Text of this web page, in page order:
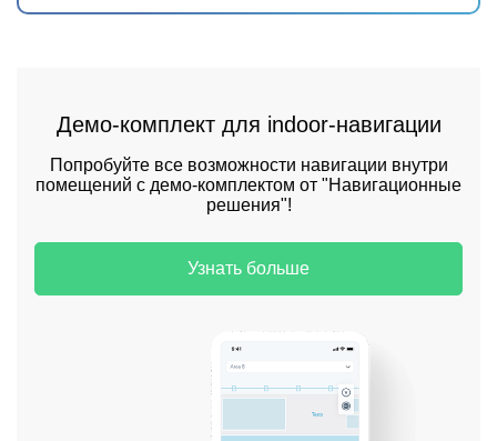
Демо-комплект для indoor-навигации
Попробуйте все возможности навигации внутри
помещений с демо-комплектом от "Навигационные
решения"!
Узнать больше